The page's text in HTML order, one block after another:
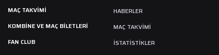
MAÇ TAKVIMI
KOMBİNE VE MAÇ BİLETLERİ
FAN CLUB
HABERLER
MAÇ TAKVIMI
İSTATİSTİKLER